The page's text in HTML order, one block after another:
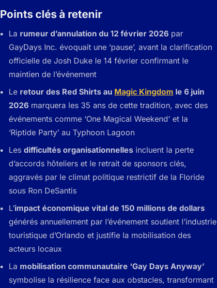
Points clés à retenir
La rumeur d’annulation du 12 février 2026 par
GayDays Inc. évoquait une ‘pause’, avant la clarification
officielle de Josh Duke le 14 février confirmant le
maintien de l’événement
Le retour des Red Shirts au Magic Kingdom le 6 juin
2026 marquera les 35 ans de cette tradition, avec des
événements comme ‘One Magical Weekend’ et la
‘Riptide Party’ au Typhoon Lagoon
Les difficultés organisationnelles incluent la perte
d’accords hôteliers et le retrait de sponsors clés,
aggravés par le climat politique restrictif de la Floride
sous Ron DeSantis
L’impact économique vital de 150 millions de dollars
générés annuellement par l’événement soutient l’industrie
touristique d’Orlando et justifie la mobilisation des
acteurs locaux
La mobilisation communautaire ‘Gay Days Anyway’
symbolise la résilience face aux obstacles, transformant